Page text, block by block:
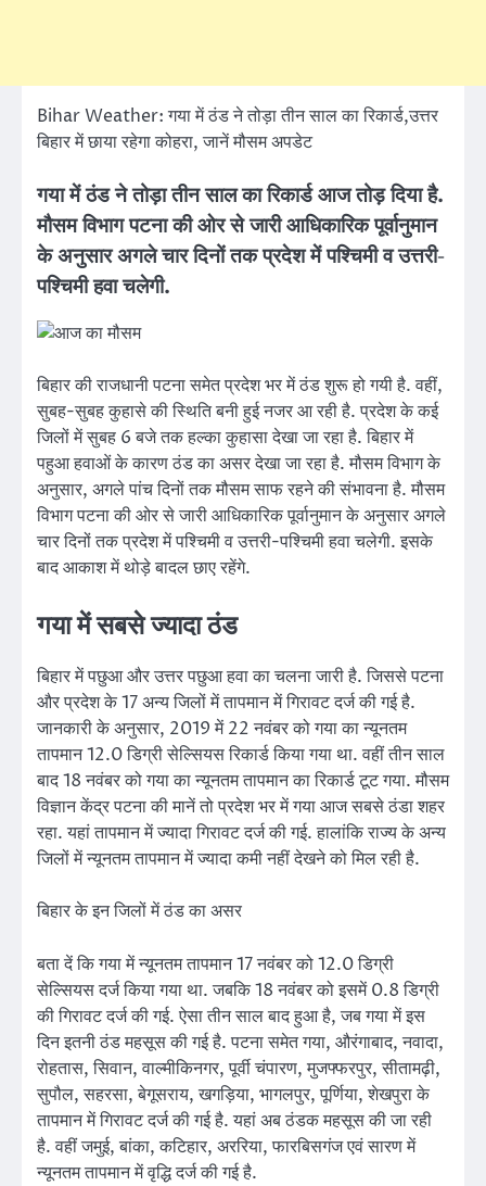
Bihar Weather: गया में ठंड ने तोड़ा तीन साल का रिकार्ड,उत्तर
बिहार में छाया रहेगा कोहरा, जानें मौसम अपडेट
गया में ठंड ने तोड़ा तीन साल का रिकार्ड आज तोड़ दिया है.
मौसम विभाग पटना की ओर से जारी आधिकारिक पूर्वानुमान
के अनुसार अगले चार दिनों तक प्रदेश में पश्चिमी व उत्तरी-
पश्चिमी हवा चलेगी.
बिहार की राजधानी पटना समेत प्रदेश भर में ठंड शुरू हो गयी है. वहीं,
सुबह-सुबह कुहासे की स्थिति बनी हुई नजर आ रही है. प्रदेश के कई
जिलों में सुबह 6 बजे तक हल्का कुहासा देखा जा रहा है. बिहार में
पहुआ हवाओं के कारण ठंड का असर देखा जा रहा है. मौसम विभाग के
अनुसार, अगले पांच दिनों तक मौसम साफ रहने की संभावना है. मौसम
विभाग पटना की ओर से जारी आधिकारिक पूर्वानुमान के अनुसार अगले
चार दिनों तक प्रदेश में पश्चिमी व उत्तरी-पश्चिमी हवा चलेगी. इसके
बाद आकाश में थोड़े बादल छाए रहेंगे.
गया में सबसे ज्यादा ठंड
बिहार में पछुआ और उत्तर पछुआ हवा का चलना जारी है. जिससे पटना
और प्रदेश के 17 अन्य जिलों में तापमान में गिरावट दर्ज की गई है.
जानकारी के अनुसार, 2019 में 22 नवंबर को गया का न्यूनतम
तापमान 12.0 डिग्री सेल्सियस रिकार्ड किया गया था. वहीं तीन साल
बाद 18 नवंबर को गया का न्यूनतम तापमान का रिकार्ड टूट गया. मौसम
विज्ञान केंद्र पटना की मानें तो प्रदेश भर में गया आज सबसे ठंडा शहर
रहा. यहां तापमान में ज्यादा गिरावट दर्ज की गई. हालांकि राज्य के अन्य
जिलों में न्यूनतम तापमान में ज्यादा कमी नहीं देखने को मिल रही है.
बिहार के इन जिलों में ठंड का असर
बता दें कि गया में न्यूनतम तापमान 17 नवंबर को 12.0 डिग्री
सेल्सियस दर्ज किया गया था. जबकि 18 नवंबर को इसमें 0.8 डिग्री
की गिरावट दर्ज की गई. ऐसा तीन साल बाद हुआ है, जब गया में इस
दिन इतनी ठंड महसूस की गई है. पटना समेत गया, औरंगाबाद, नवादा,
रोहतास, सिवान, वाल्मीकिनगर, पूर्वी चंपारण, मुजफ्फरपुर, सीतामढ़ी,
सुपौल, सहरसा, बेगूसराय, खगड़िया, भागलपुर, पूर्णिया, शेखपुरा के
तापमान में गिरावट दर्ज की गई है. यहां अब ठंडक महसूस की जा रही
है. वहीं जमुई, बांका, कटिहार, अररिया, फारबिसगंज एवं सारण में
न्यूनतम तापमान में वृद्धि दर्ज की गई है.